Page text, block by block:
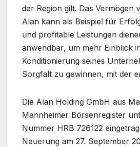
der Region gilt. Das Vermögen
Alan kann als Beispiel für
und profitable Leistungen
anwendbar, um mehr Einblick
Konditionierung seines
Sorgfalt zu gewinnen, mit der
Die Alan Holding GmbH aus
Mannheimer Börsenregister
Nummer HRB 726122
Neuerung am 27. September